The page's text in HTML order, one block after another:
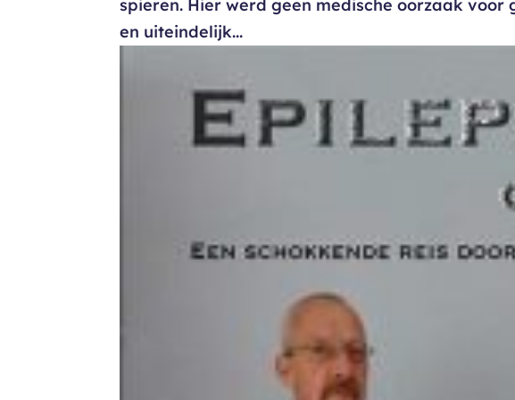
spieren. Hier werd geen medische oorzaak
en uiteindelijk...